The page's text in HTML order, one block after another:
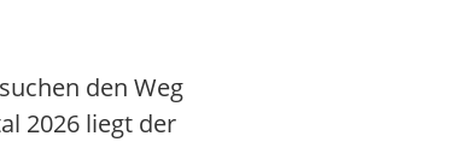
den Weg
2026 liegt der